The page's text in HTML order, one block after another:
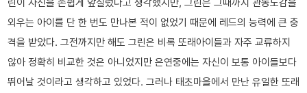
린이 자신을 손쉽게 앞질렀다고 생각했지만, 그린은 그때까지 관동도감을
외우는 아이를 단 한 번도 만나본 적이 없었기 때문에 레드의 능력에 큰 충
격을 받았다. 그전까지만 해도 그린은 비록 또래아이들과 자주 교류하지
않아 정확히 비교한 것은 아니었지만 은연중에는 자신이 보통 아이들보다
뛰어날 것이라고 생각하고 있었다. 그러나 태초마을에서 만난 유일한 또래